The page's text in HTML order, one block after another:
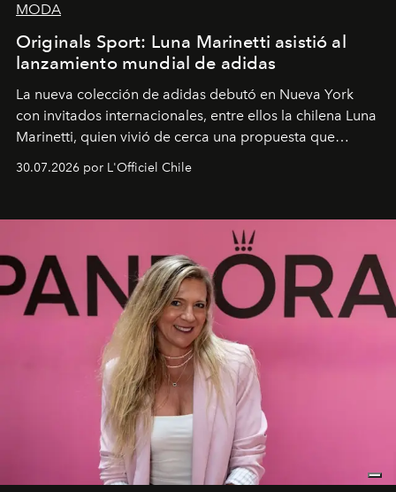
MODA
Originals Sport: Luna Marinetti asistió al
lanzamiento mundial de adidas
La nueva colección de adidas debutó en Nueva York
con invitados internacionales, entre ellos la chilena Luna
Marinetti, quien vivió de cerca una propuesta que
fusiona moda y rendimiento.
30.07.2026 por L'Officiel Chile